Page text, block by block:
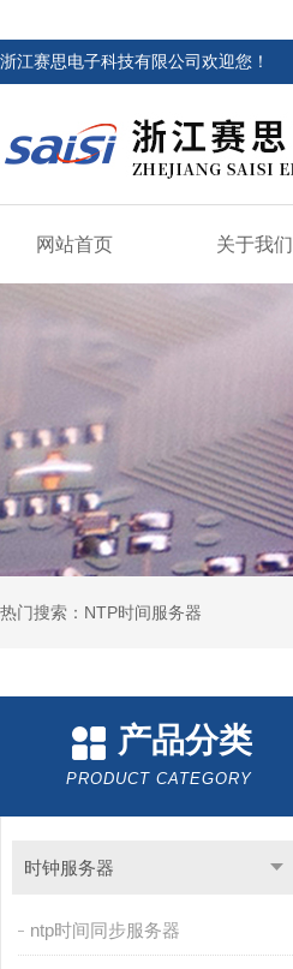
浙江赛思电子科技有限公司欢迎您！
网站首页 关于我们
热门搜索：NTP时间服务器
产品分类
PRODUCT CATEGORY
时钟服务器
ntp时间同步服务器